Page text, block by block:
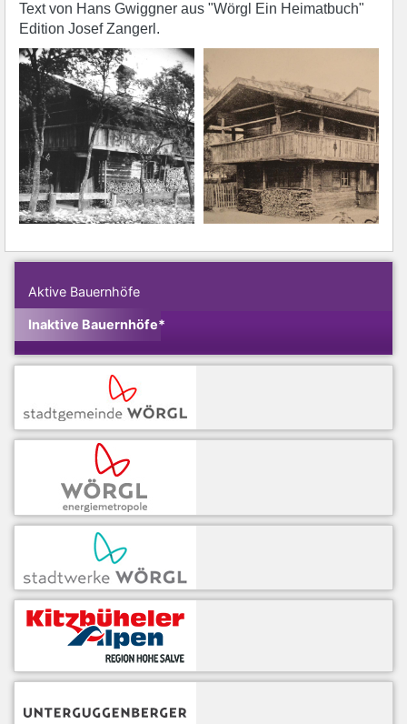
Text von Hans Gwiggner aus "Wörgl Ein Heimatbuch"
Edition Josef Zangerl.
Aktive Bauernhöfe
Inaktive Bauernhöfe*